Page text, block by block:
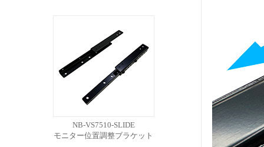
NB-VS7510-SLIDE
モニター位置調整ブラケット